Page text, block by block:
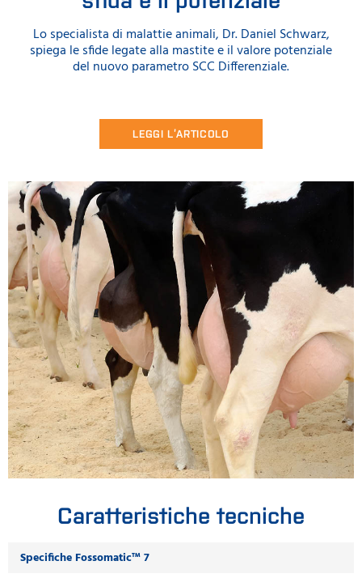
Lo specialista di malattie animali, Dr. Daniel Schwarz,
spiega le sfide legate alla mastite e il valore potenziale
del nuovo parametro SCC Differenziale.
LEGGI L’ARTICOLO
Caratteristiche tecniche
Specifiche Fossomatic™ 7